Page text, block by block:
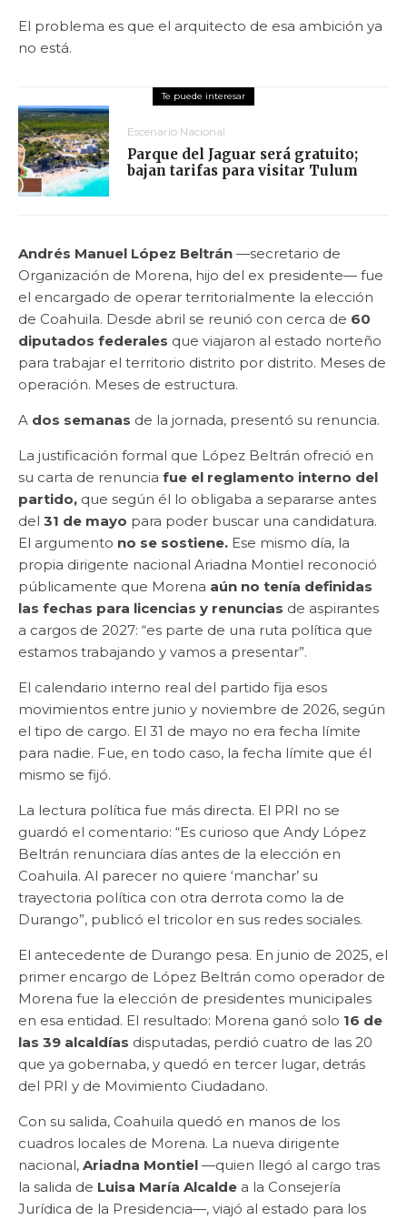
El problema es que el arquitecto de esa ambición ya
no está.
Escenario Nacional
Parque del Jaguar será gratuito;
bajan tarifas para visitar Tulum
Andrés Manuel López Beltrán —secretario de
Organización de Morena, hijo del ex presidente— fue
el encargado de operar territorialmente la elección
de Coahuila. Desde abril se reunió con cerca de 60
diputados federales que viajaron al estado norteño
para trabajar el territorio distrito por distrito. Meses de
operación. Meses de estructura.
A dos semanas de la jornada, presentó su renuncia.
La justificación formal que López Beltrán ofreció en
su carta de renuncia fue el reglamento interno del
partido, que según él lo obligaba a separarse antes
del 31 de mayo para poder buscar una candidatura.
El argumento no se sostiene. Ese mismo día, la
propia dirigente nacional Ariadna Montiel reconoció
públicamente que Morena aún no tenía definidas
las fechas para licencias y renuncias de aspirantes
a cargos de 2027: “es parte de una ruta política que
estamos trabajando y vamos a presentar”.
El calendario interno real del partido fija esos
movimientos entre junio y noviembre de 2026, según
el tipo de cargo. El 31 de mayo no era fecha límite
para nadie. Fue, en todo caso, la fecha límite que él
mismo se fijó.
La lectura política fue más directa. El PRI no se
guardó el comentario: “Es curioso que Andy López
Beltrán renunciara días antes de la elección en
Coahuila. Al parecer no quiere ‘manchar’ su
trayectoria política con otra derrota como la de
Durango”, publicó el tricolor en sus redes sociales.
El antecedente de Durango pesa. En junio de 2025, el
primer encargo de López Beltrán como operador de
Morena fue la elección de presidentes municipales
en esa entidad. El resultado: Morena ganó solo 16 de
las 39 alcaldías disputadas, perdió cuatro de las 20
que ya gobernaba, y quedó en tercer lugar, detrás
del PRI y de Movimiento Ciudadano.
Con su salida, Coahuila quedó en manos de los
cuadros locales de Morena. La nueva dirigente
nacional, Ariadna Montiel —quien llegó al cargo tras
la salida de Luisa María Alcalde a la Consejería
Jurídica de la Presidencia—, viajó al estado para los